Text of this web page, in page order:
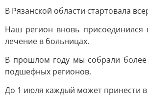
В Рязанской области стартовала
Наш регион вновь присоединился
лечение в больницах.
В прошлом году мы собрали более
подшефных регионов.
До 1 июля каждый может принести в